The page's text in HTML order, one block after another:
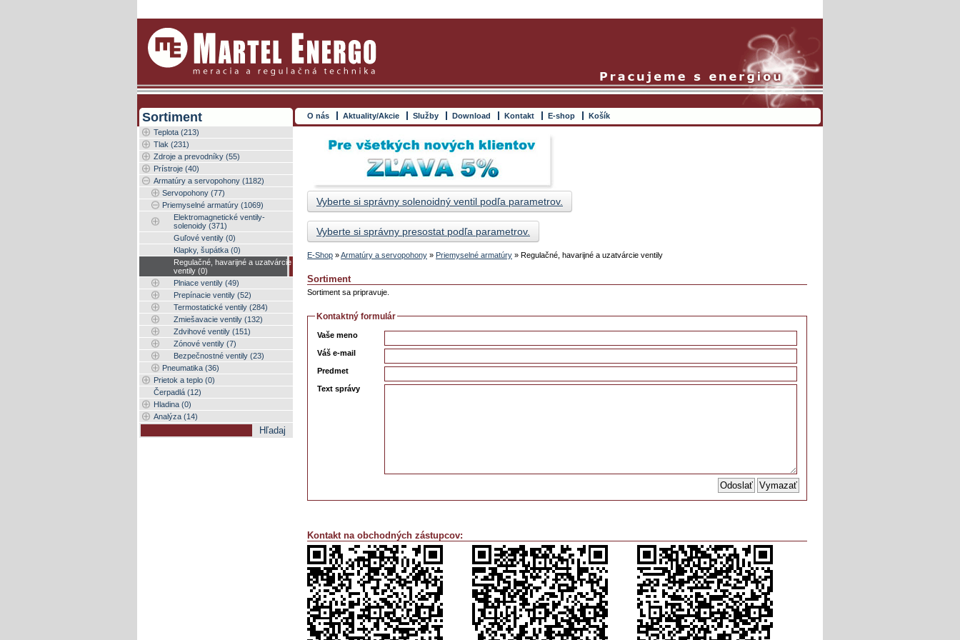
O nás Aktuality/Akcie Služby Download Kontakt E-shop Košík
Sortiment
Teplota (213)
Tlak (231)
Zdroje a prevodníky (55)
Prístroje (40)
Armatúry a servopohony (1182)
Servopohony (77)
Priemyselné armatúry (1069)
Elektromagnetické ventily-
solenoidy (371)
Guľové ventily (0)
Klapky, šupátka (0)
Regulačné, havarijné a uzatvárcie
ventily (0)
Plniace ventily (49)
Prepínacie ventily (52)
Termostatické ventily (284)
Zmiešavacie ventily (132)
Zdvihové ventily (151)
Zónové ventily (7)
Bezpečnostné ventily (23)
Pneumatika (36)
Prietok a teplo (0)
Čerpadlá (12)
Hladina (0)
Analýza (14)
Vyberte si správny solenoidný ventil podľa parametrov.
Vyberte si správny presostat podľa parametrov.
E-Shop »Armatúry a servopohony » Priemyselné armatúry » Regulačné, havarijné a uzatvárcie ventily
Sortiment
Sortiment sa pripravuje.
Kontaktný formulár
Vaše meno
Váš e-mail
Predmet
Text správy
Kontakt na obchodných zástupcov: